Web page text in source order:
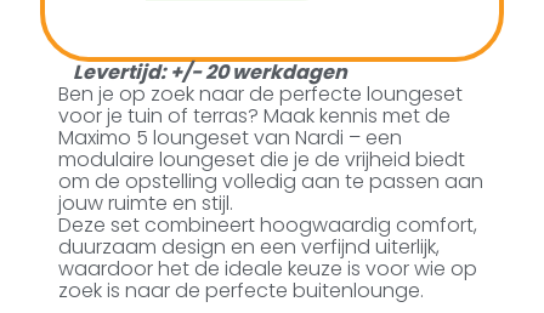
Levertijd: +/- 20 werkdagen
Ben je op zoek naar de perfecte loungeset
voor je tuin of terras? Maak kennis met de
Maximo 5 loungeset van Nardi – een
modulaire loungeset die je de vrijheid biedt
om de opstelling volledig aan te passen aan
jouw ruimte en stijl.
Deze set combineert hoogwaardig comfort,
duurzaam design en een verfijnd uiterlijk,
waardoor het de ideale keuze is voor wie op
zoek is naar de perfecte buitenlounge.